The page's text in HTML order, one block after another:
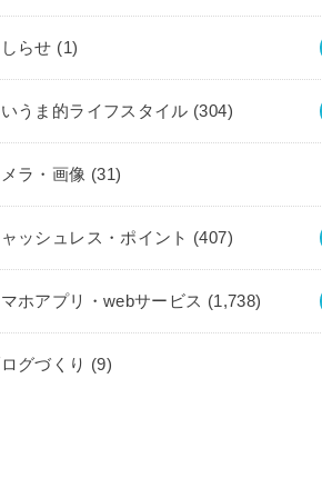
らせ (1)
いうま的ライフスタイル (304)
ラ・画像 (31)
ッシュレス・ポイント (407)
ホアプリ・webサービス (1,738)
グづくり (9)